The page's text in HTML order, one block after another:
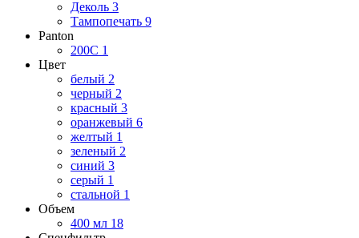
Деколь 3
Тампопечать 9
Panton
200C 1
Цвет
белый 2
черный 2
красный 3
оранжевый 6
желтый 1
зеленый 2
синий 3
серый 1
стальной 1
Объем
400 мл 18